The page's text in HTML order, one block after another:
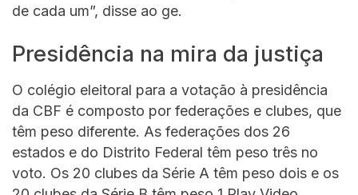
de cada um”, disse ao ge.
Presidência na mira da justiça
O colégio eleitoral para a votação à presidência
da CBF é composto por federações e clubes, que
têm peso diferente. As federações dos 26
estados e do Distrito Federal têm peso três no
voto. Os 20 clubes da Série A têm peso dois e os